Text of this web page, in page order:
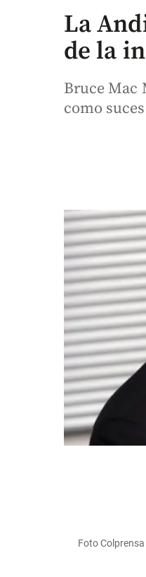
La
de la
Bruce Mac
como
Foto Colprensa